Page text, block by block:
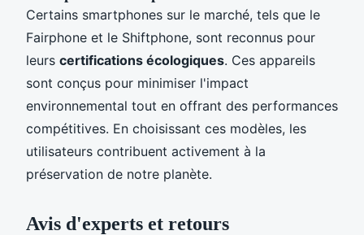
Certains smartphones sur le marché, tels que le
Fairphone et le Shiftphone, sont reconnus pour
leurs certifications écologiques. Ces appareils
sont conçus pour minimiser l'impact
environnemental tout en offrant des performances
compétitives. En choisissant ces modèles, les
utilisateurs contribuent activement à la
préservation de notre planète.
Avis d'experts et retours